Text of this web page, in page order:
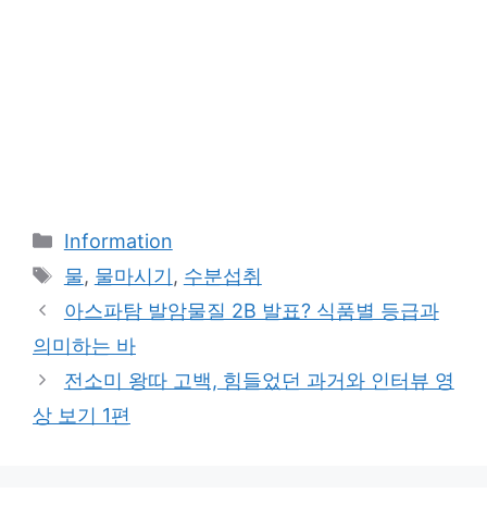
Categories
Information
Tags
물, 물마시기 , 수분섭취
아스파탐 발암물질 2B 발표? 식품별 등급과
의미하는 바
전소미 왕따 고백, 힘들었던 과거와 인터뷰 영
상 보기 1편